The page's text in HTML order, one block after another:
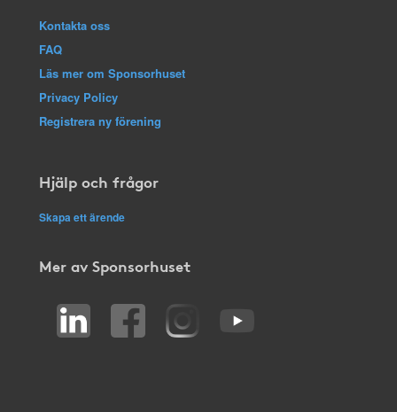
Kontakta oss
FAQ
Läs mer om Sponsorhuset
Privacy Policy
Registrera ny förening
Hjälp och frågor
Skapa ett ärende
Mer av Sponsorhuset